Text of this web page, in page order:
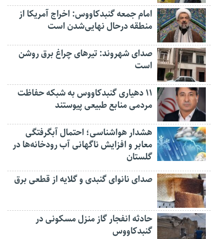
امام جمعه گنبدکاووس: اخراج آمریکا از
منطقه درحال نهایی‌شدن است
صدای شهروند: تیرهای چراغ برق روشن
است
۱۱ دهیاری گنبدکاووس به شبکه حفاظت
مردمی منابع طبیعی پیوستند
هشدار هواشناسی؛ احتمال آبگرفتگی
معابر و افزایش ناگهانی آب رودخانه‌ها در
گلستان
صدای نانوای گنبدی و گلایه از قطعی برق
حادثه انفجار گاز منزل مسکونی در
گنبدکاووس